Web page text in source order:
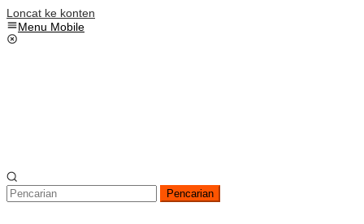
Loncat ke konten
Menu Mobile
Pencarian